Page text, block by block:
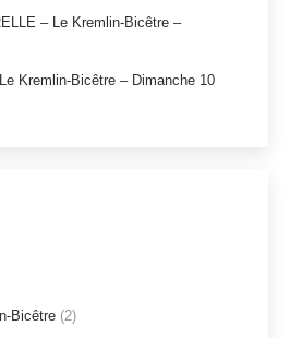
– Le Kremlin-Bicêtre –
Kremlin-Bicêtre – Dimanche 10
Bicêtre (2)